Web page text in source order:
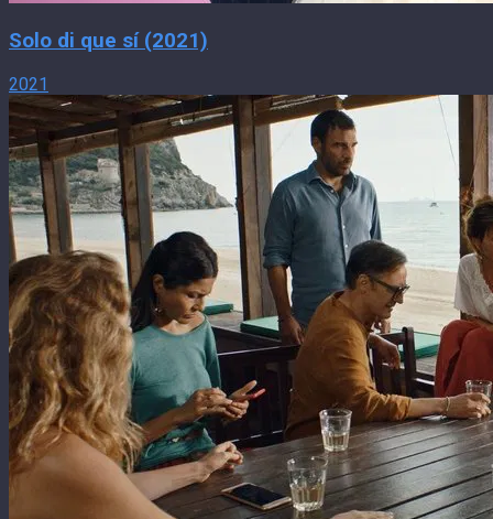
Solo di que sí (2021)
2021